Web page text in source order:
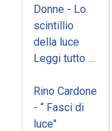
Donne - Lo
scintillio
della luce
Leggi tutto …
Rino Cardone
- “ Fasci di
luce"